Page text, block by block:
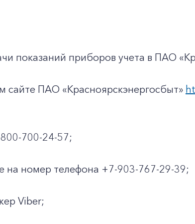
показаний приборов учета в ПАО
сайте ПАО «Красноярскэнергосбыт»
700-24-57;
на номер телефона +7-903-767-29-39;
Viber;